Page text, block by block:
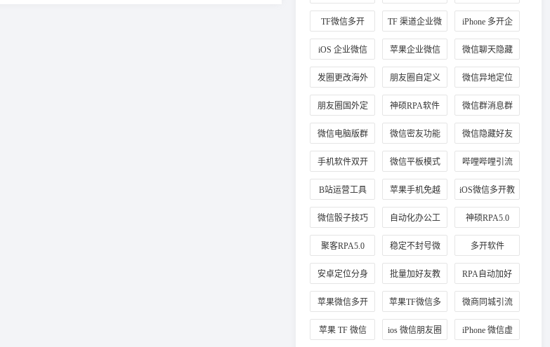
插件 本 工具
TF微信多开 TF 渠道企业微
信分身
iPhone 多开企
业微信
iOS 企业微信
多开教程
苹果企业微信
分身
微信聊天隐藏
方法
发圈更改海外
定位方法
朋友圈自定义
海外地址
微信异地定位
修改
朋友圈国外定
位教程
神硕RPA软件
应用
微信群消息群
发教程
微信电脑版群
发
微信密友功能
介绍
微信隐藏好友
教程
手机软件双开 微信平板模式 哔哩哔哩引流
技巧
B站运营工具 苹果手机免越
狱玩法
iOS微信多开教
微信骰子技巧 自动化办公工
具
神硕RPA5.0
聚客RPA5.0 稳定不封号微
信多开
多开软件
安卓定位分身 批量加好友教
程
RPA自动加好
友
苹果微信多开
稳定版
苹果TF微信多
开
微商同城引流
定位技巧
苹果 TF 微信 ios 微信朋友圈 iPhone 微信虚